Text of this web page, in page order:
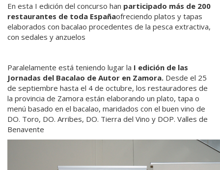
En esta I edición del concurso han participado más de 200
restaurantes de toda Españaofreciendo platos y tapas
elaborados con bacalao procedentes de la pesca extractiva,
con sedales y anzuelos
Paralelamente está teniendo lugar la I edición de las
Jornadas del Bacalao de Autor en Zamora. Desde el 25
de septiembre hasta el 4 de octubre, los restauradores de
la provincia de Zamora están elaborando un plato, tapa o
menú basado en el bacalao, maridados con el buen vino de
DO. Toro, DO. Arribes, DO. Tierra del Vino y DOP. Valles de
Benavente